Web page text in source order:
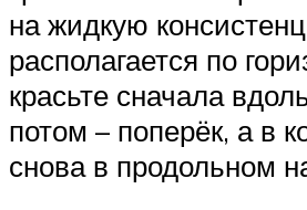
на жидкую
располагается по
красьте сначала
потом – поперёк, а в
снова в продольном